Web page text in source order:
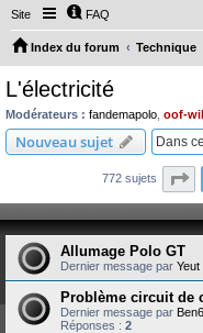
Site FAQ
Index du forum Technique
L'électricité
Modérateurs : fandemapolo oof-
Nouveau sujet
772 sujets
Allumage Polo GT
Dernier message par Yeut
Problème circuit de
Dernier message par
Réponses : 2